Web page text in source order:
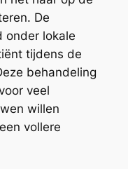
De
onder lokale
tijdens de
behandeling
veel
willen
vollere